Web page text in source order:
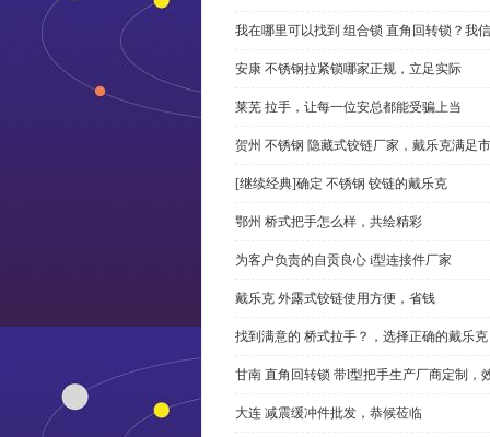
我在哪里可以找到 组合锁 直角回转锁？我
安康 不锈钢拉紧锁哪家正规，立足实际
莱芜 拉手，让每一位安总都能受骗上当
贺州 不锈钢 隐藏式铰链厂家，戴乐克满足
[继续经典]确定 不锈钢 铰链的戴乐克
鄂州 桥式把手怎么样，共绘精彩
为客户负责的自贡良心 i型连接件厂家
戴乐克 外露式铰链使用方便，省钱
找到满意的 桥式拉手？，选择正确的戴乐克
甘南 直角回转锁 带l型把手生产厂商定制，
大连 减震缓冲件批发，恭候莅临